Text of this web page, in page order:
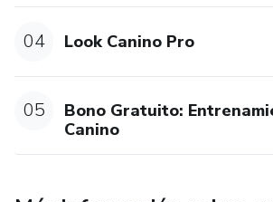
04 Look Canino Pro
05
Bono Gratuito:
Canino